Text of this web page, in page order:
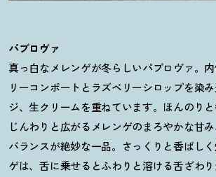
パブロヴァ
真っ白なメレンゲが冬らしいパブロヴァ。
リーコンポートとラズベリーシロップを染
ジ、生クリームを重ねています。ほんのりと
じんわりと広がるメレンゲのまろやかな甘
バランスが絶妙な一品。さっくりと香ばし
ゲは、舌に乗せるとふわりと溶ける舌ざわり